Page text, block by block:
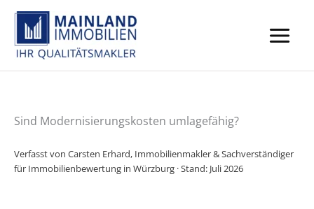
Zum
Inhalt
springen
Sind Modernisierungskosten umlagefähig?
Verfasst von Carsten Erhard, Immobilienmakler & Sachverständiger
für Immobilienbewertung in Würzburg · Stand: Juli 2026